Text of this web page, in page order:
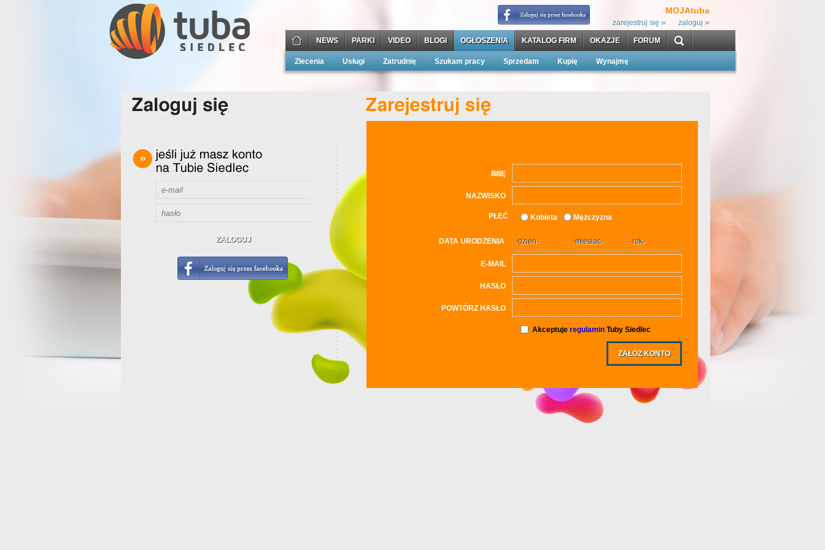
MOJAtuba
zarejestruj się » zaloguj »
NEWS PARKI VIDEO BLOGI OGŁOSZENIA KATALOG FIRM OKAZJE FORUM
Zlecenia Usługi Zatrudnię Szukam pracy Sprzedam Kupię Wynajmę
IMIĘ
NAZWISKO
PŁEĆ Kobieta Mężczyzna
DATA URODZENIA -dzien- -miesiac- -rok-
E-MAIL
HASŁO
POWTÓRZ HASŁO
Akceptuje regulamin Tuby Siedlec